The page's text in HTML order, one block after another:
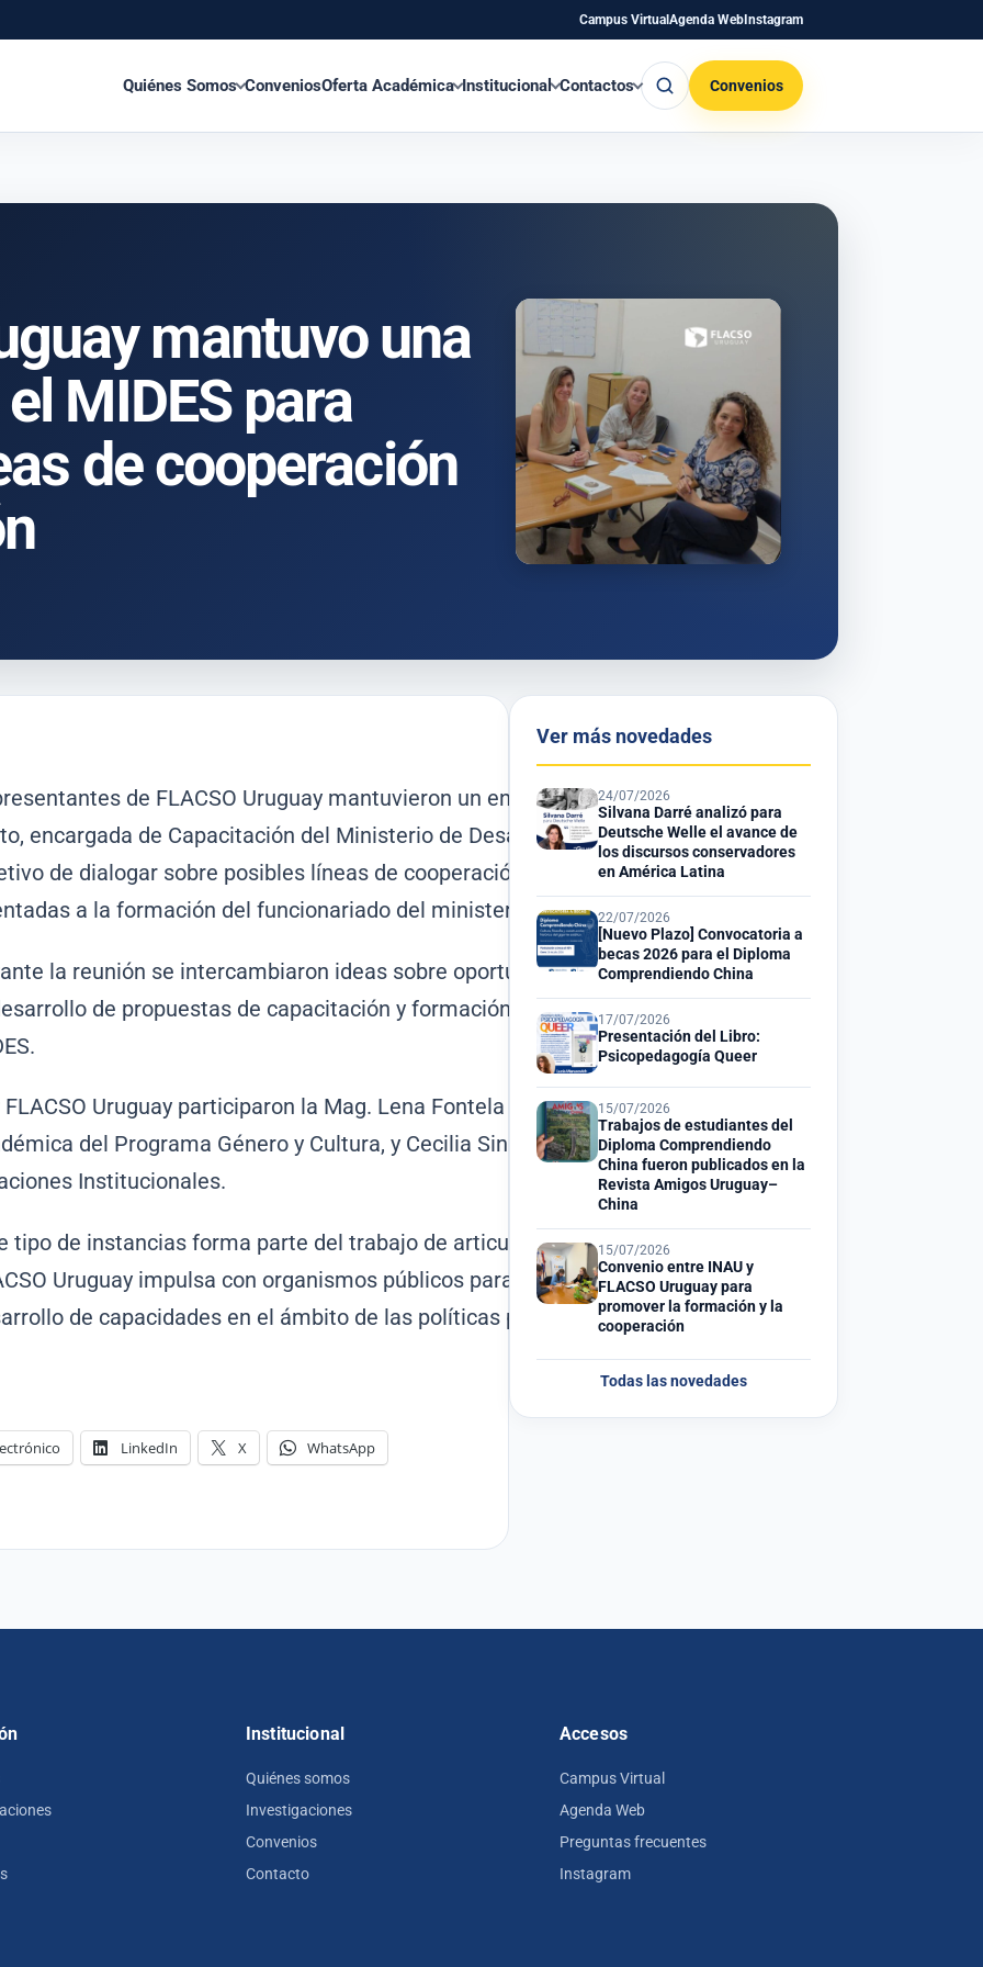
Campus VirtualAgenda WebInstagram
Quiénes Somos ConveniosOferta Académica Institucional Contactos Buscar Convenios
mantuvo una
MIDES para
de cooperación
de FLACSO Uruguay mantuvieron un encuentro con la Lic. Andrea
encargada de Capacitación del Ministerio de Desarrollo Social (MIDES), con el
de dialogar sobre posibles líneas de cooperación interinstitucional
a la formación del funcionariado del ministerio.
la reunión se intercambiaron ideas sobre oportunidades de colaboración en
de propuestas de capacitación y formación continua para el personal del
FLACSO Uruguay participaron la Mag. Lena Fontela Kopl, coordinadora
del Programa Género y Cultura, y Cecilia Siniscalco, encargada de
Institucionales.
tipo de instancias forma parte del trabajo de articulación institucional que
Uruguay impulsa con organismos públicos para fortalecer la formación y el
de capacidades en el ámbito de las políticas públicas.
LinkedIn X WhatsApp
Ver más novedades
24/07/2026
Silvana Darré analizó para
Deutsche Welle el avance de
los discursos conservadores
en América Latina
22/07/2026
[Nuevo Plazo] Convocatoria a
becas 2026 para el Diploma
Comprendiendo China
17/07/2026
Presentación del Libro:
Psicopedagogía Queer
15/07/2026
Trabajos de estudiantes del
Diploma Comprendiendo
China fueron publicados en la
Revista Amigos Uruguay–
China
15/07/2026
Convenio entre INAU y
FLACSO Uruguay para
promover la formación y la
cooperación
Todas las novedades
Institucional
Quiénes somos
Investigaciones
Convenios
Contacto
Accesos
Campus Virtual
Agenda Web
Preguntas frecuentes
Instagram